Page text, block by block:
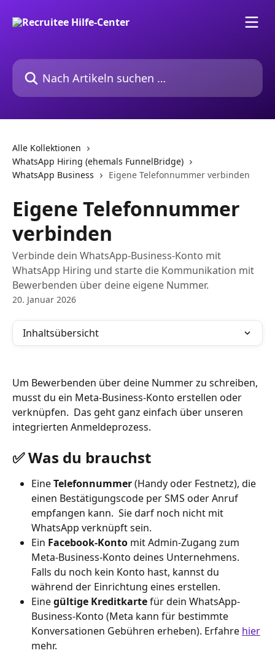
Nach Artikeln suchen …
Alle Kollektionen
WhatsApp Hiring (ehemals FunnelBridge)
WhatsApp Business
Eigene Telefonnummer verbinden
Eigene Telefonnummer
verbinden
Verbinde dein WhatsApp-Business-Konto mit
WhatsApp Hiring und starte die Kommunikation mit
Bewerbenden über deine eigene Nummer.
20. Januar 2026
Inhaltsübersicht
Um Bewerbenden über deine Nummer zu schreiben,
musst du ein Meta-Business-Konto erstellen oder
verknüpfen.  Das geht ganz einfach über unseren
integrierten Anmeldeprozess.
✅ Was du brauchst
Eine Telefonnummer (Handy oder Festnetz), die
einen Bestätigungscode per SMS oder Anruf
empfangen kann.  Sie darf noch nicht mit
WhatsApp verknüpft sein.
Ein Facebook-Konto mit Admin-Zugang zum
Meta-Business-Konto deines Unternehmens.
Falls du noch kein Konto hast, kannst du
während der Einrichtung eines erstellen.
Eine gültige Kreditkarte für dein WhatsApp-
Business-Konto (Meta kann für bestimmte
Konversationen Gebühren erheben). Erfahre hier
mehr.